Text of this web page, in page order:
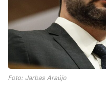
Foto: Jarbas Araújo